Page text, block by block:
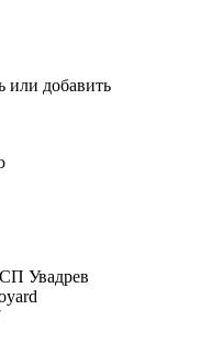
или добавить
Увадрев